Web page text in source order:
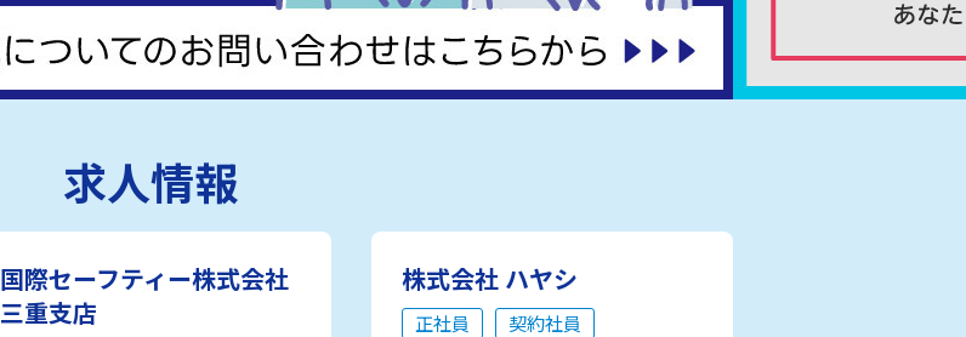
求人情報
国際セーフティー株式会社
三重支店
株式会社 ハヤシ
正社員
契約社員